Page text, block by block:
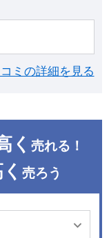
ミの詳細を見る
く 売れる！
売ろう